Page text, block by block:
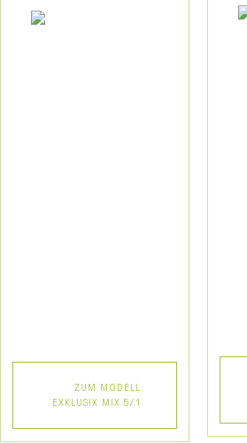
ZUM MODELL
EXKLUSIX MIX 5/1